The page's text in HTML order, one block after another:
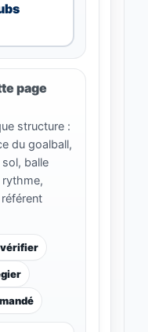
page
structure :
du goalball,
balle